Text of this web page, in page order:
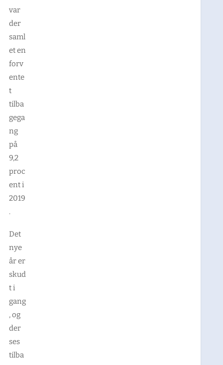
var
der
saml
et en
forv
ente
t
tilba
gega
ng
på
9,2
proc
ent i
2019
.
Det
nye
år er
skud
t i
gang
, og
der
ses
tilba